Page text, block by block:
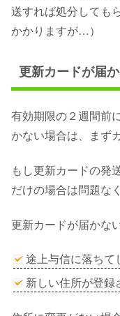
送すれば処分しても
かかりますが…）
更新カードが届
有効期限の２週間前
かない場合は、まず
もし更新カードの発
だけの場合は問題な
更新カードが届かな
途上与信に落ちて
新しい住所が登録